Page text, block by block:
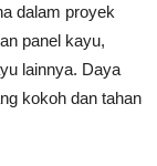
dalam proyek
panel kayu,
lainnya. Daya
kokoh dan tahan